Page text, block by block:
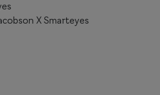
X Smarteyes